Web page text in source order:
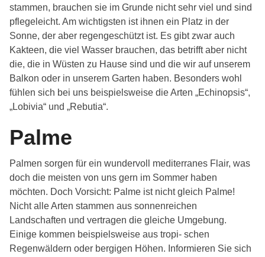
stammen, brauchen sie im Grunde nicht sehr viel und sind
pflegeleicht. Am wichtigsten ist ihnen ein Platz in der
Sonne, der aber regengeschützt ist. Es gibt zwar auch
Kakteen, die viel Wasser brauchen, das betrifft aber nicht
die, die in Wüsten zu Hause sind und die wir auf unserem
Balkon oder in unserem Garten haben. Besonders wohl
fühlen sich bei uns beispielsweise die Arten „Echinopsis“,
„Lobivia“ und „Rebutia“.
Palme
Palmen sorgen für ein wundervoll mediterranes Flair, was
doch die meisten von uns gern im Sommer haben
möchten. Doch Vorsicht: Palme ist nicht gleich Palme!
Nicht alle Arten stammen aus sonnenreichen
Landschaften und vertragen die gleiche Umgebung.
Einige kommen beispielsweise aus tropi- schen
Regenwäldern oder bergigen Höhen. Informieren Sie sich